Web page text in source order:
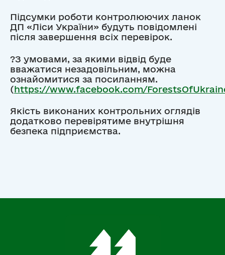
Підсумки роботи контролюючих ланок
ДП «Ліси України» будуть повідомлені
після завершення всіх перевірок.
?З умовами, за якими відвід буде
вважатися незадовільним, можна
ознайомитися за посиланням.
(https://www.facebook.com/
Якість виконаних контрольних оглядів
додатково перевірятиме внутрішня
безпека підприємства.